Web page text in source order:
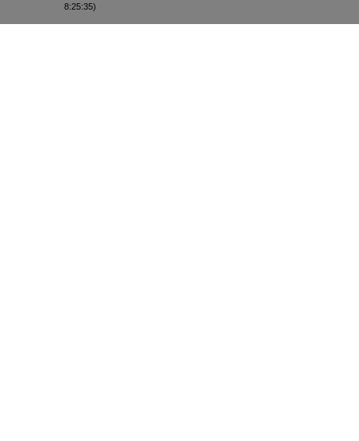
8:25:35)